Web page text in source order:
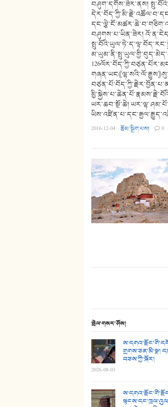
བཤུག་དགོས་ཟེར་ནས།
བཤུགས་པ་ཡིན་ཟེར།
གཞན་ཡང《ལྷ་སའི་ལོ་རྒྱུས》
ཡར་ཆབ་སྔོ་ཆེ།
2016-12-04 ·རྩོམ་སྒྲིག་པས། · 0
སྤེལ་གསར་ཤོས།
གྲགས་ཅན་མི་སྣ།
བཅས་ཀྱི་སྐོར།
2026-08-03